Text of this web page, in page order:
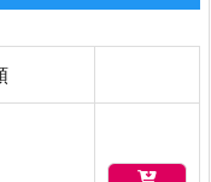
